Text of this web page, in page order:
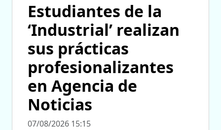
Estudiantes de la
‘Industrial’ realizan
sus prácticas
profesionalizantes
en Agencia de
Noticias
07/08/2026 15:15